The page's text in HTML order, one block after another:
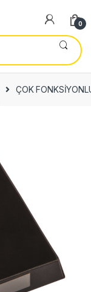
0
ÇOK